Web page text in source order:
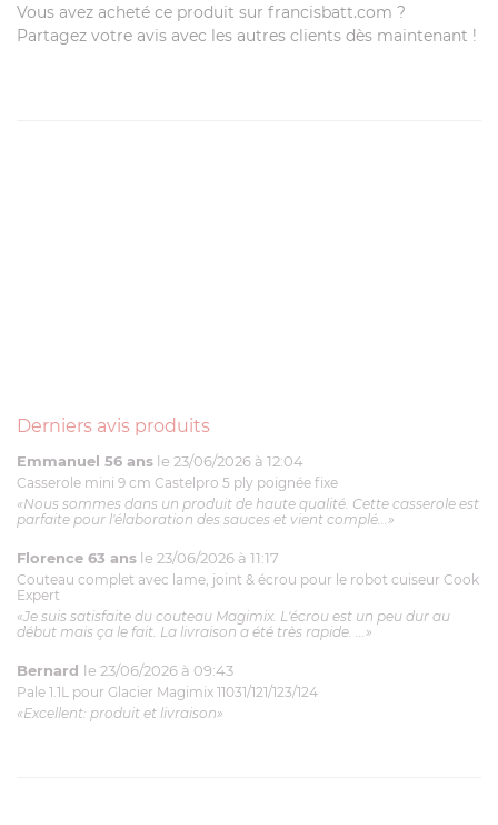
Vous avez acheté ce produit sur francisbatt.com ?
Partagez votre avis avec les autres clients dès maintenant !
Derniers avis produits
Emmanuel 56 ans le 23/06/2026 à 12:04
Casserole mini 9 cm Castelpro 5 ply poignée fixe
«Nous sommes dans un produit de haute qualité. Cette casserole est
parfaite pour l'élaboration des sauces et vient complé...»
Florence 63 ans le 23/06/2026 à 11:17
Couteau complet avec lame, joint & écrou pour le robot cuiseur Cook
Expert
«Je suis satisfaite du couteau Magimix. L'écrou est un peu dur au
début mais ça le fait. La livraison a été très rapide. ...»
Bernard le 23/06/2026 à 09:43
Pale 1.1L pour Glacier Magimix 11031/121/123/124
«Excellent: produit et livraison»